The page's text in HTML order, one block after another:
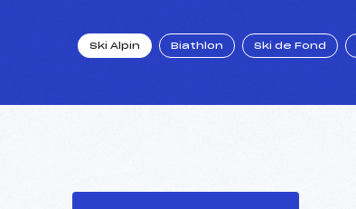
Ski Alpin Biathlon Ski de Fond